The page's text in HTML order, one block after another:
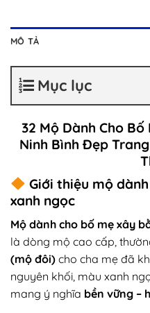
MÔ TẢ
Mục lục
32 Mộ Dành Cho
Ninh Bình Đẹp
Giới thiệu mộ
xanh ngọc
Mộ dành cho bố mẹ xây
là dòng mộ cao cấp,
(mộ đôi) cho cha mẹ đã
nguyên khối, màu xanh
mang ý nghĩa bền vững –